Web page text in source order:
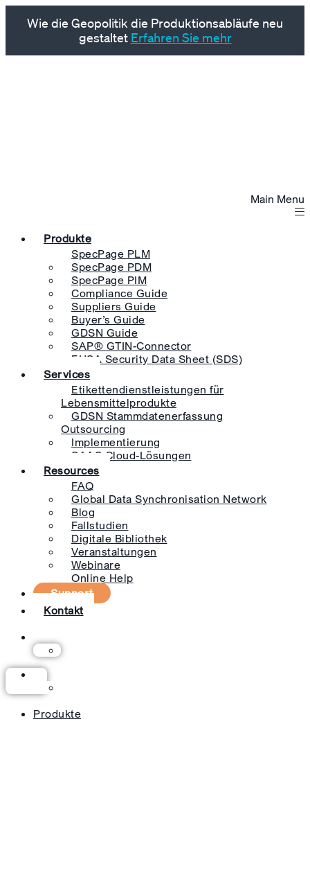
Wie die Geopolitik die Produktionsabläufe neu
gestaltet Erfahren Sie mehr
Main Menu
Produkte
SpecPage PLM
SpecPage PDM
SpecPage PIM
Compliance Guide
Suppliers Guide
Buyer’s Guide
GDSN Guide
SAP® GTIN-Connector
EHSA Security Data Sheet (SDS)
Services
Etikettendienstleistungen für
Lebensmittelprodukte
GDSN Stammdatenerfassung
Outsourcing
Implementierung
SAAS Cloud-Lösungen
Resources
FAQ
Global Data Synchronisation Network
Blog
Fallstudien
Digitale Bibliothek
Veranstaltungen
Webinare
Online Help
Support
Kontakt
Produkte